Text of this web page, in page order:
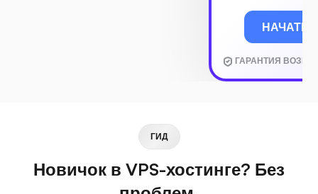
НАЧАТЬ
ГАРАНТИЯ
ГИД
Новичок в VPS-хостинге? Без